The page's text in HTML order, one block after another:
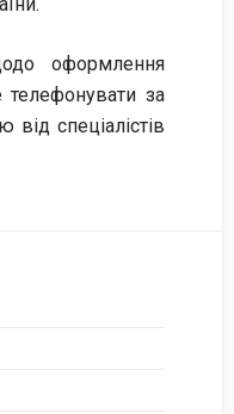
оформлення
за
спеціалістів